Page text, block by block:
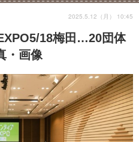
18梅田…20団体
・画像
2025.5.12（月） 10:45